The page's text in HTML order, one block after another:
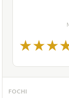
★★★
FOCHI